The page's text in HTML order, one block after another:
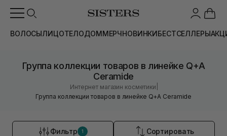
ВОЛОСЫЛИЦОТЕЛОДОММЕРЧНОВИНКИБЕСТСЕЛЛЕРЫ
Группа коллекции товаров в линейке Q+A
Ceramide
Интернет магазин косметики
Группа коллекции товаров в линейке Q+A Ceramide
Фильтр 1 Сортировать